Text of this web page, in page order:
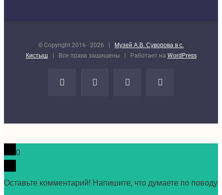
© Copyright 2016 - 2026 |
Музей А.В. Суворова в с.
Кистыш | Все права защищены | Работает на WordPress
Google+ Facebook
0
Оставьте комментарий! Напишите, что думаете по поводу